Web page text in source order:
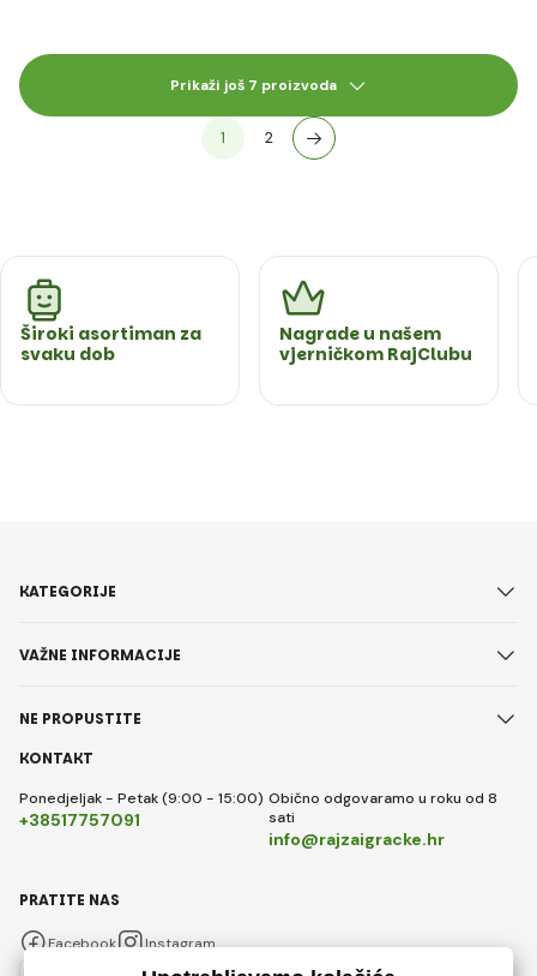
Prikaži još 7 proizvoda
1 2
Široki asortiman za
svaku dob
Nagrade u našem
vjerničkom RajClubu
KONTAKT
Ponedjeljak - Petak (9:00 - 15:00)
+38517757091
Obično odgovaramo u roku od 8
sati
info@rajzaigracke.hr
KATEGORIJE
VAŽNE INFORMACIJE
NE PROPUSTITE
PRATITE NAS
Facebook Instagram